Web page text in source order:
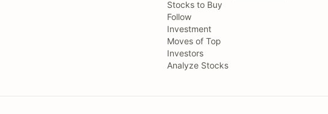
Stocks to Buy
Follow
Investment
Moves of Top
Investors
Analyze Stocks